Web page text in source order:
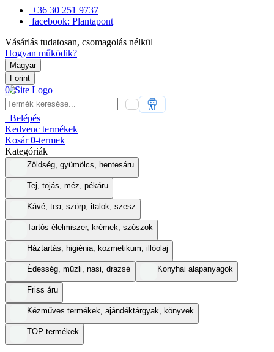
+36 30 251 9737
facebook: Plantapont
Vásárlás tudatosan, csomagolás nélkül
Hogyan működik?
Magyar
Forint
0
AI
Belépés
Kedvenc termékek
Kosár 0-termek
Kategóriák
Zöldség, gyümölcs, hentesáru
Tej, tojás, méz, pékáru
Kávé, tea, szörp, italok, szesz
Tartós élelmiszer, krémek, szószok
Háztartás, higiénia, kozmetikum, illóolaj
Édesség, müzli, nasi, drazsé Konyhai alapanyagok
Friss áru
Kézműves termékek, ajándéktárgyak, könyvek
TOP termékek